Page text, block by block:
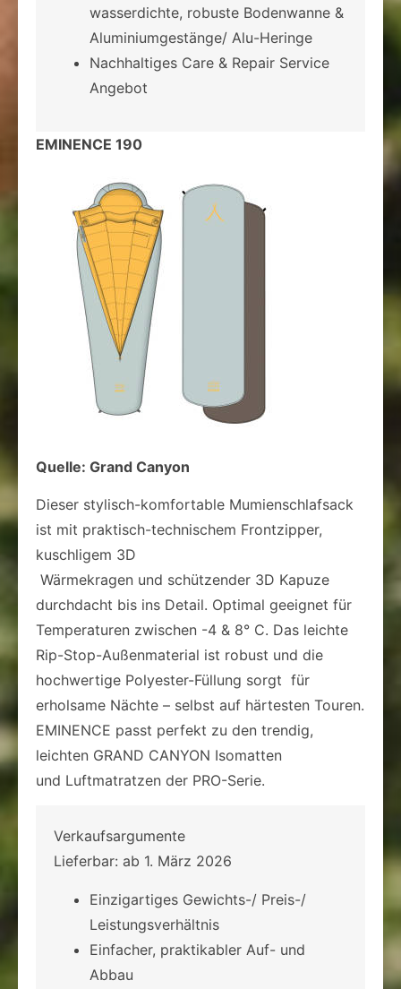
wasserdichte, robuste Bodenwanne &
Aluminiumgestänge/ Alu-Heringe
Nachhaltiges Care & Repair Service
Angebot
EMINENCE 190
Quelle: Grand Canyon
Dieser stylisch-komfortable Mumienschlafsack
ist mit praktisch-technischem Frontzipper,
kuschligem 3D
Wärmekragen und schützender 3D Kapuze
durchdacht bis ins Detail. Optimal geeignet für
Temperaturen zwischen -4 & 8° C. Das leichte
Rip-Stop-Außenmaterial ist robust und die
hochwertige Polyester-Füllung sorgt für
erholsame Nächte – selbst auf härtesten Touren.
EMINENCE passt perfekt zu den trendig,
leichten GRAND CANYON Isomatten
und Luftmatratzen der PRO-Serie.
Verkaufsargumente
Lieferbar: ab 1. März 2026
Einzigartiges Gewichts-/ Preis-/
Leistungsverhältnis
Einfacher, praktikabler Auf- und
Abbau